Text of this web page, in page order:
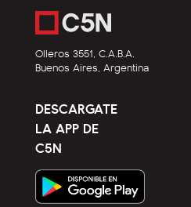
Olleros 3551, C.A.B.A.
Buenos Aires, Argentina
DESCARGATE
LA APP DE
C5N